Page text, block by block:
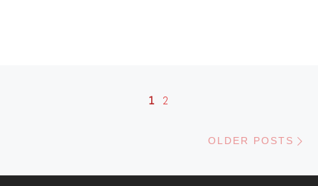
Posts navigation1 2
OLDER POSTS